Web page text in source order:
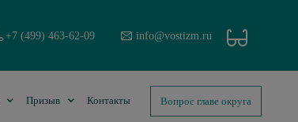
+7 (499) 463-62-09 info@vostizm.ru
Призыв Контакты Вопрос главе округа